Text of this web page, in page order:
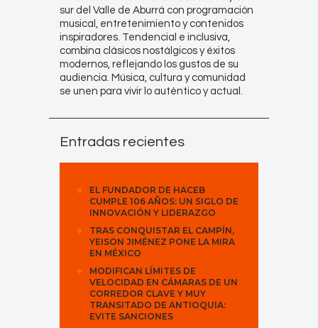
sur del Valle de Aburrá con programación
musical, entretenimiento y contenidos
inspiradores. Tendencial e inclusiva,
combina clásicos nostálgicos y éxitos
modernos, reflejando los gustos de su
audiencia. Música, cultura y comunidad
se unen para vivir lo auténtico y actual.
Entradas recientes
EL FUNDADOR DE HACEB
CUMPLE 106 AÑOS: UN SIGLO DE
INNOVACIÓN Y LIDERAZGO
TRAS CONQUISTAR EL CAMPÍN,
YEISON JIMÉNEZ PONE LA MIRA
EN MÉXICO
MODIFICAN LÍMITES DE
VELOCIDAD EN CÁMARAS DE UN
CORREDOR CLAVE Y MUY
TRANSITADO DE ANTIOQUIA:
EVITE SANCIONES